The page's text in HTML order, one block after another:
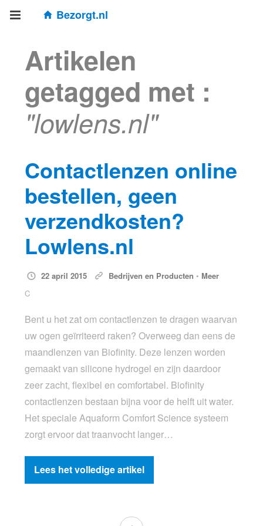
Bezorgt.nl
Artikelen
getagged met :
"lowlens.nl"
Contactlenzen online
bestellen, geen
verzendkosten?
Lowlens.nl
22 april 2015 Bedrijven en Producten • Meer
C
Bent u het zat om contactlenzen te dragen waarvan
uw ogen geïrriteerd raken? Overweeg dan eens de
maandlenzen van Biofinity. Deze lenzen worden
gemaakt van silicone hydrogel en zijn daardoor
zeer zacht, flexibel en comfortabel. Biofinity
contactlenzen bestaan bijna voor de helft uit water.
Het speciale Aquaform Comfort Science systeem
zorgt ervoor dat traanvocht langer…
Lees het volledige artikel